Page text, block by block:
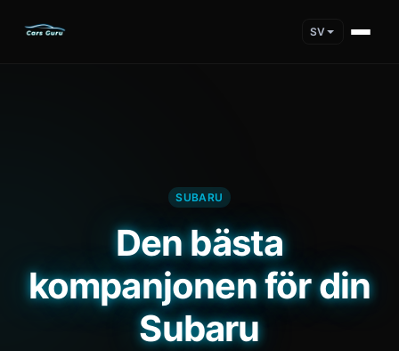
SV
SUBARU
Den bästa
kompanjonen för din
Subaru